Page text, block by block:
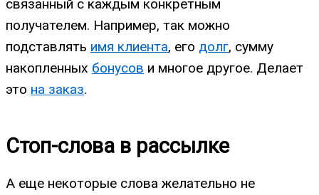
связанный с каждым конкретным
получателем. Например, так можно
подставлять имя клиента, его долг, сумму
накопленных бонусов и многое другое. Делает
это на заказ.
Стоп-слова в рассылке
А еще некоторые слова желательно не